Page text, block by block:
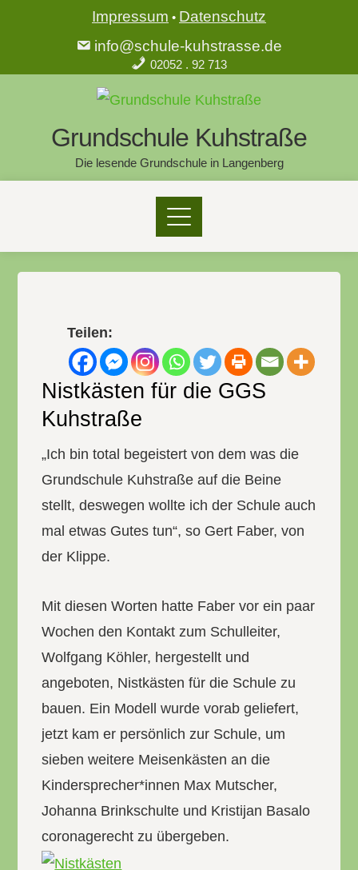
Impressum • Datenschutz
info@schule-kuhstrasse.de
02052 . 92 713
Grundschule Kuhstraße
Die lesende Grundschule in Langenberg
Teilen:
Nistkästen für die GGS
Kuhstraße
„Ich bin total begeistert von dem was die
Grundschule Kuhstraße auf die Beine
stellt, deswegen wollte ich der Schule auch
mal etwas Gutes tun“, so Gert Faber, von
der Klippe.
Mit diesen Worten hatte Faber vor ein paar
Wochen den Kontakt zum Schulleiter,
Wolfgang Köhler, hergestellt und
angeboten, Nistkästen für die Schule zu
bauen. Ein Modell wurde vorab geliefert,
jetzt kam er persönlich zur Schule, um
sieben weitere Meisenkästen an die
Kindersprecher*innen Max Mutscher,
Johanna Brinkschulte und Kristijan Basalo
coronagerecht zu übergeben.